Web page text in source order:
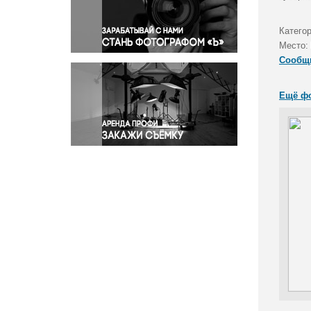
Правосудие
Происшествия и конфликты
Религия
Светская жизнь
Спорт
Экология
Экономика и бизнес
Место:
Ещё